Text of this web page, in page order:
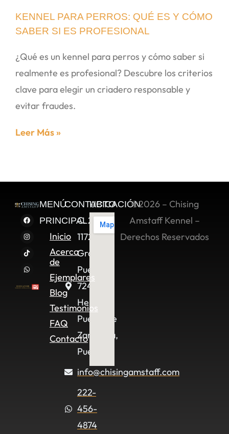
KENNEL PARA PERROS: QUÉ ES Y CÓMO
SABER SI ES PROFESIONAL
¿Qué es un kennel para perros y cómo saber si
realmente es profesional? Descubre los criterios
clave para elegir un criadero responsable y
evitar fraudes.
Leer Más »
MENÚ
PRINCIPAL
Inicio
Acerca
de
Ejemplares
Blog
Testimonios
FAQ
Contacto
CONTACTO
C. 2 Sur
11722,
Granjas
Puebla,
72490
Heroica
Puebla de
Zaragoza,
Pue.
info@chisingamstaff.com
222-
456-
4874
UBICACIÓN©2026 – Chising
Amstaff Kennel –
Derechos Reservados